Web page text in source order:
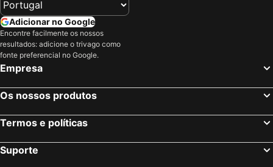
Adicionar no Google
Encontre facilmente os nossos
resultados: adicione o trivago como
fonte preferencial no Google.
Empresa
Os nossos produtos
Termos e políticas
Suporte